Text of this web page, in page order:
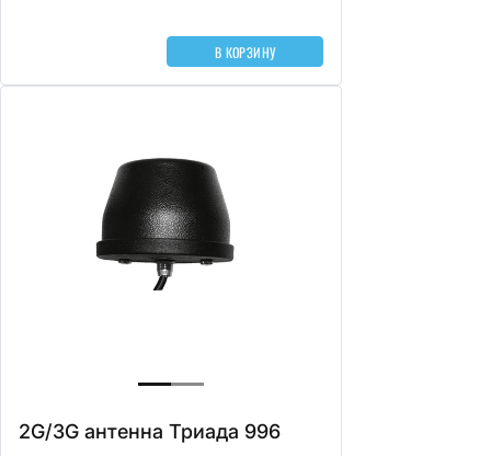
В КОРЗИНУ
2G/3G антенна Триада 996